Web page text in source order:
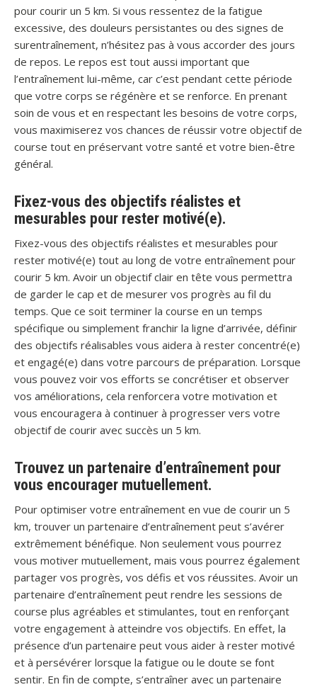
pour courir un 5 km. Si vous ressentez de la fatigue
excessive, des douleurs persistantes ou des signes de
surentraînement, n’hésitez pas à vous accorder des jours
de repos. Le repos est tout aussi important que
l’entraînement lui-même, car c’est pendant cette période
que votre corps se régénère et se renforce. En prenant
soin de vous et en respectant les besoins de votre corps,
vous maximiserez vos chances de réussir votre objectif de
course tout en préservant votre santé et votre bien-être
général.
Fixez-vous des objectifs réalistes et
mesurables pour rester motivé(e).
Fixez-vous des objectifs réalistes et mesurables pour
rester motivé(e) tout au long de votre entraînement pour
courir 5 km. Avoir un objectif clair en tête vous permettra
de garder le cap et de mesurer vos progrès au fil du
temps. Que ce soit terminer la course en un temps
spécifique ou simplement franchir la ligne d’arrivée, définir
des objectifs réalisables vous aidera à rester concentré(e)
et engagé(e) dans votre parcours de préparation. Lorsque
vous pouvez voir vos efforts se concrétiser et observer
vos améliorations, cela renforcera votre motivation et
vous encouragera à continuer à progresser vers votre
objectif de courir avec succès un 5 km.
Trouvez un partenaire d’entraînement pour
vous encourager mutuellement.
Pour optimiser votre entraînement en vue de courir un 5
km, trouver un partenaire d’entraînement peut s’avérer
extrêmement bénéfique. Non seulement vous pourrez
vous motiver mutuellement, mais vous pourrez également
partager vos progrès, vos défis et vos réussites. Avoir un
partenaire d’entraînement peut rendre les sessions de
course plus agréables et stimulantes, tout en renforçant
votre engagement à atteindre vos objectifs. En effet, la
présence d’un partenaire peut vous aider à rester motivé
et à persévérer lorsque la fatigue ou le doute se font
sentir. En fin de compte, s’entraîner avec un partenaire